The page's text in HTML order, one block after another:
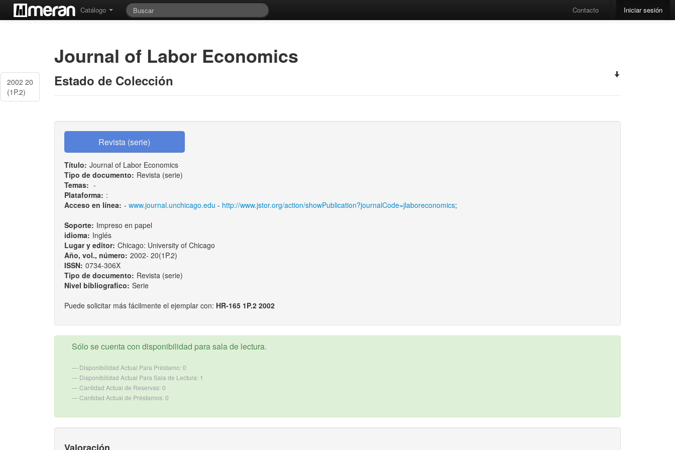
Catálogo Contacto Iniciar sesión
2002 20
(1P.2)
Journal of Labor Economics
Estado de Colección
Título: Journal of Labor Economics
Tipo de documento: Revista (serie)
Temas: -
Plataforma: :
Acceso en línea: - www.journal.unchicago.edu - http://www.jstor.org/action/showPublication?journalCode=jlaboreconomics;
Soporte: Impreso en papel
idioma: Inglés
Lugar y editor: Chicago: University of Chicago
Año, vol., número: 2002- 20(1P.2)
ISSN: 0734-306X
Tipo de documento: Revista (serie)
Nivel bibliografico: Serie
Puede solicitar más fácilmente el ejemplar con: HR-165 1P.2 2002
Sólo se cuenta con disponibilidad para sala de lectura.
Disponibilidad Actual Para Préstamo: 0
Disponibilidad Actual Para Sala de Lectura: 1
Cantidad Actual de Reservas: 0
Cantidad Actual de Préstamos: 0